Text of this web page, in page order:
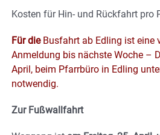
Kosten für Hin- und Rückfahrt pro
Für dieBusfahrt ab Edling ist eine
Anmeldung bis nächste Woche –
April, beim Pfarrbüro in Edling
notwendig.
Zur Fußwallfahrt